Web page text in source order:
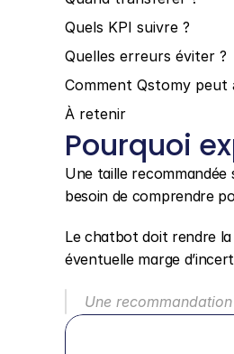
Quels KPI suivre ?
Quelles erreurs éviter ?
Comment Qstomy peut
À retenir
Pourquoi
Une taille
besoin de comprendre
Le chatbot doit rendre
éventuelle marge
Une